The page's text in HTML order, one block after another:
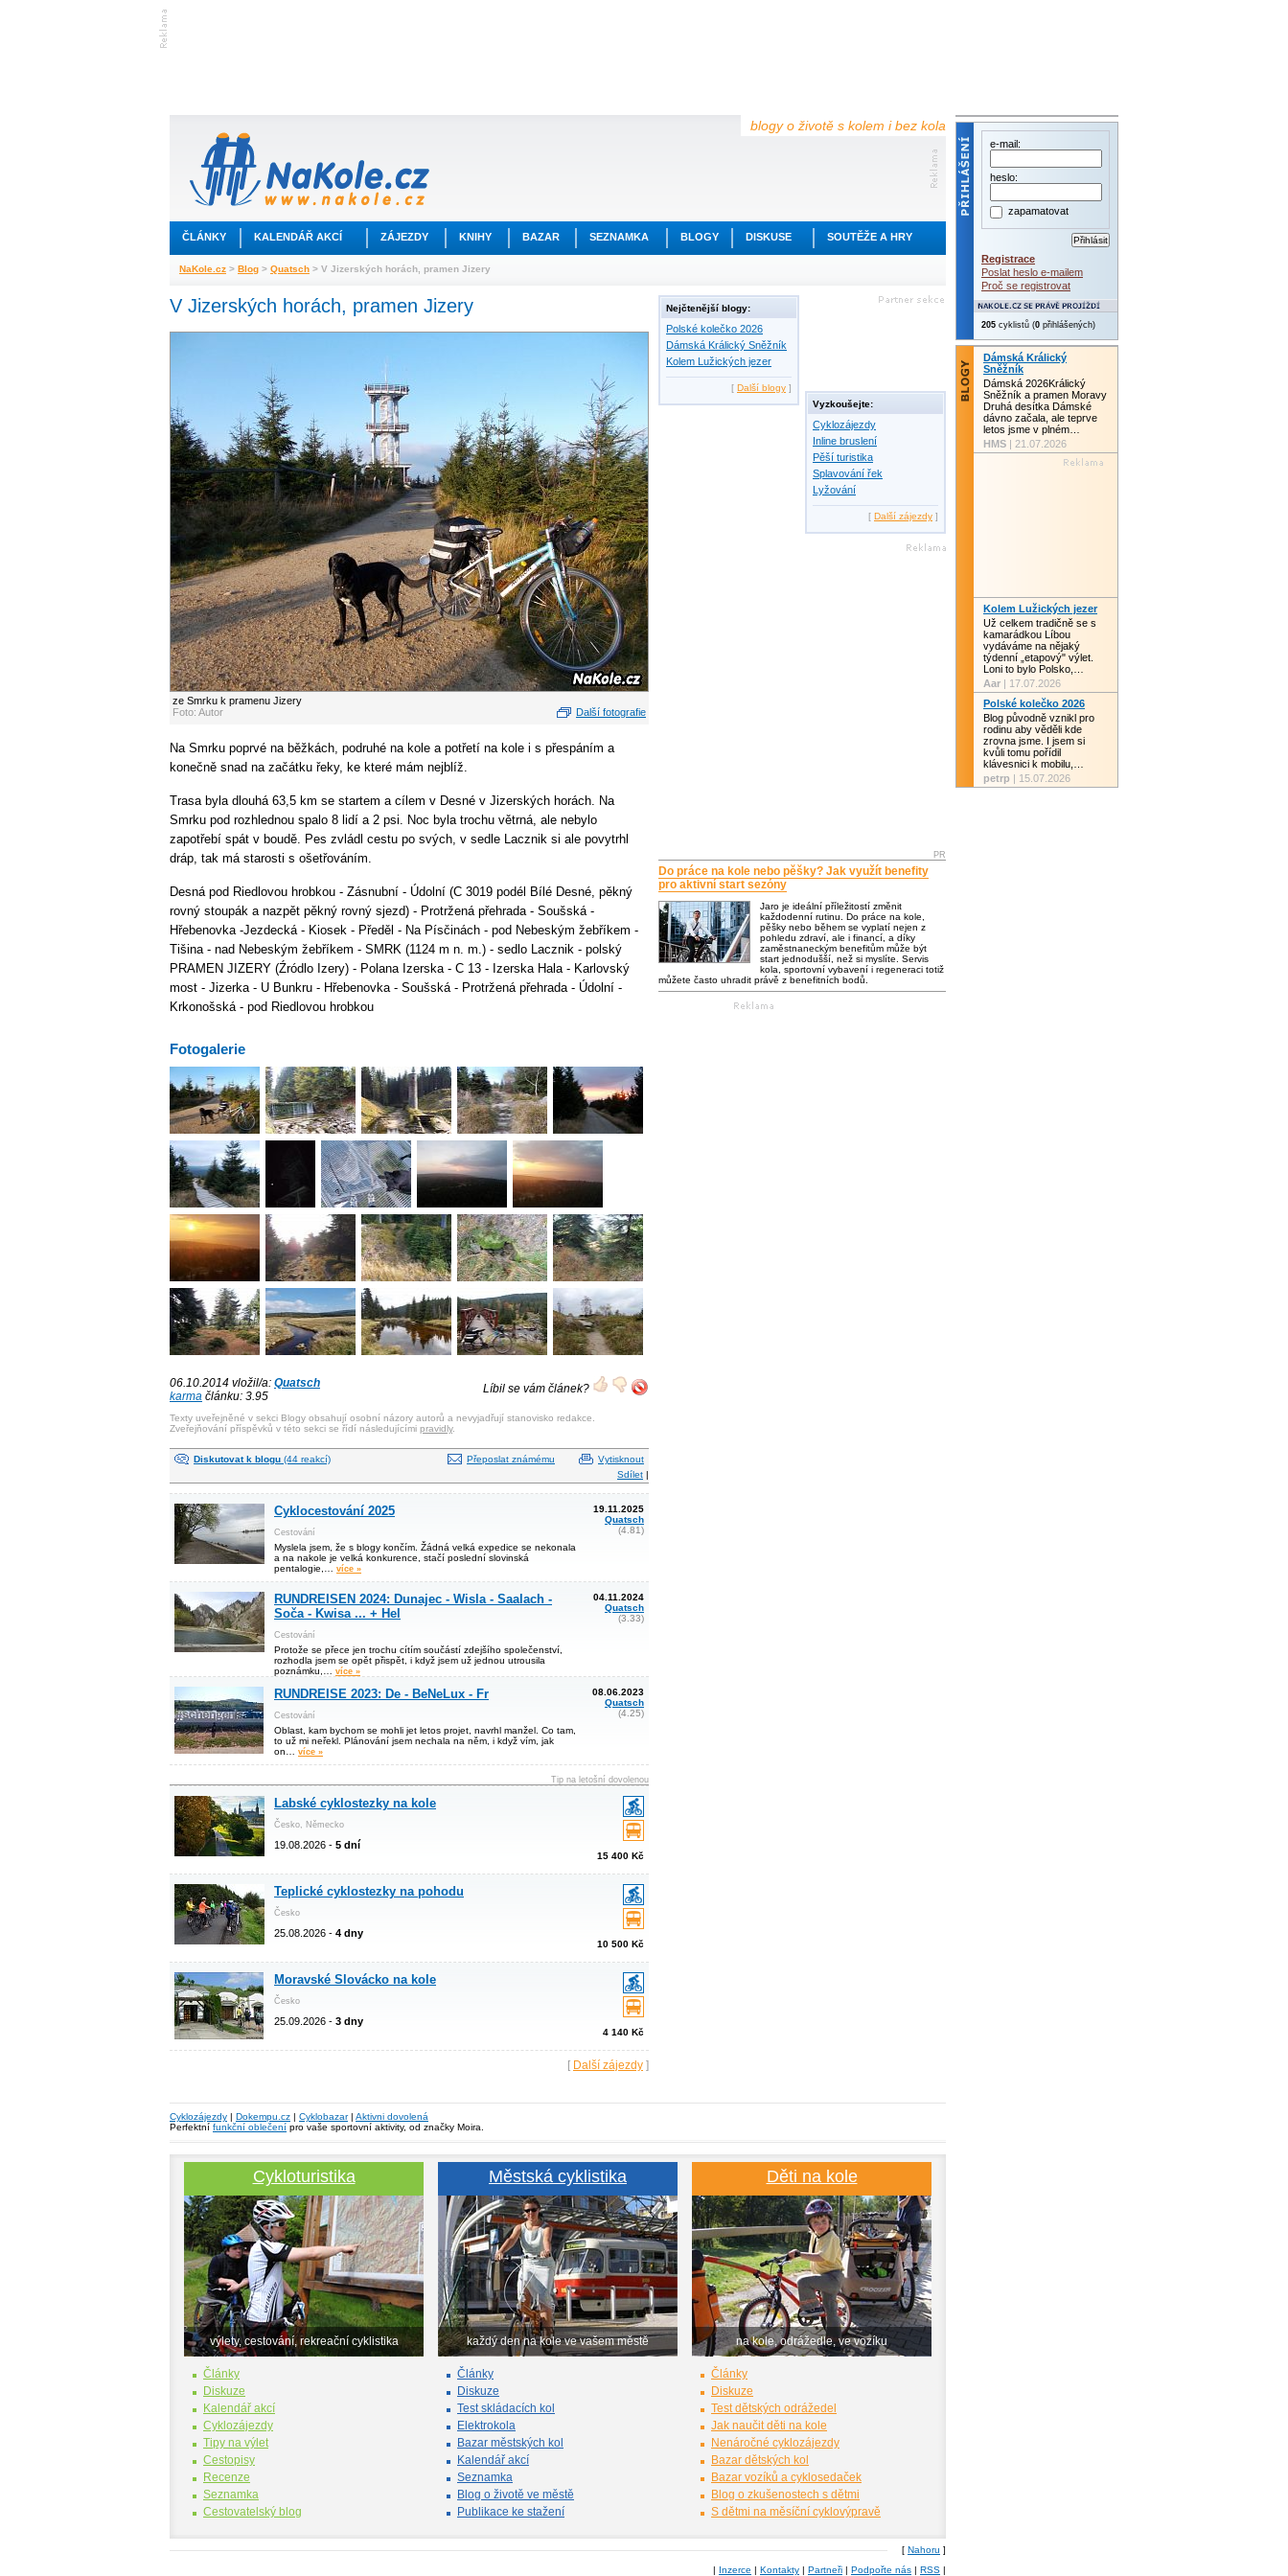
blogy o životě s kolem i bez kola
ČLÁNKY KALENDÁŘ AKCÍ ZÁJEZDY KNIHY BAZAR SEZNAMKA BLOGY DISKUSE SOUTĚŽE A HRY
NaKole.cz > Blog > Quatsch > V Jizerských horách, pramen Jizery
V Jizerských horách, pramen Jizery
ze Smrku k pramenu Jizery
Foto: Autor
Další fotografie
Na Smrku poprvé na běžkách, podruhé na kole a potřetí na kole i s přespáním a
konečně snad na začátku řeky, ke které mám nejblíž.
Trasa byla dlouhá 63,5 km se startem a cílem v Desné v Jizerských horách. Na
Smrku pod rozhlednou spalo 8 lidí a 2 psi. Noc byla trochu větrná, ale nebylo
zapotřebí spát v boudě. Pes zvládl cestu po svých, v sedle Lacznik si ale povytrhl
dráp, tak má starosti s ošetřováním.
Desná pod Riedlovou hrobkou - Zásnubní - Údolní (C 3019 podél Bílé Desné, pěkný
rovný stoupák a nazpět pěkný rovný sjezd) - Protržená přehrada - Soušská -
Hřebenovka -Jezdecká - Kiosek - Předěl - Na Písčinách - pod Nebeským žebříkem -
Tišina - nad Nebeským žebříkem - SMRK (1124 m n. m.) - sedlo Lacznik - polský
PRAMEN JIZERY (Źródlo Izery) - Polana Izerska - C 13 - Izerska Hala - Karlovský
most - Jizerka - U Bunkru - Hřebenovka - Soušská - Protržená přehrada - Údolní -
Krkonošská - pod Riedlovou hrobkou
Fotogalerie
06.10.2014 vložil/a: Quatsch
karma článku: 3.95
Líbil se vám článek?
Texty uveřejněné v sekci Blogy obsahují osobní názory autorů a nevyjadřují stanovisko redakce.
Zveřejňování příspěvků v této sekci se řídí následujícími pravidly.
Diskutovat k blogu (44 reakcí) Vytisknout
Přeposlat známému
Sdílet |
Cyklocestování 2025
Cestování
Myslela jsem, že s blogy končím. Žádná velká expedice se nekonala
a na nakole je velká konkurence, stačí poslední slovinská
pentalogie,… více »
19.11.2025
Quatsch
(4.81)
RUNDREISEN 2024: Dunajec - Wisla - Saalach -
Soča - Kwisa ... + Hel
Cestování
Protože se přece jen trochu cítím součástí zdejšího společenství,
rozhodla jsem se opět přispět, i když jsem už jednou utrousila
poznámku,… více »
04.11.2024
Quatsch
(3.33)
RUNDREISE 2023: De - BeNeLux - Fr
Cestování
Oblast, kam bychom se mohli jet letos projet, navrhl manžel. Co tam,
to už mi neřekl. Plánování jsem nechala na něm, i když vím, jak
on… více »
08.06.2023
Quatsch
(4.25)
Tip na letošní dovolenou
Labské cyklostezky na kole
Česko, Německo
19.08.2026 - 5 dní
15 400 Kč
Teplické cyklostezky na pohodu
Česko
25.08.2026 - 4 dny
10 500 Kč
Moravské Slovácko na kole
Česko
25.09.2026 - 3 dny
4 140 Kč
[ Další zájezdy ]
Nejčtenější blogy:
Polské kolečko 2026
Dámská Králický Sněžník
Kolem Lužických jezer
[ Další blogy ]
Vyzkoušejte:
Cyklozájezdy
Inline bruslení
Pěší turistika
Splavování řek
Lyžování
[ Další zájezdy ]
PR
Do práce na kole nebo pěšky? Jak využít benefity
pro aktivní start sezóny
Jaro je ideální příležitostí změnit
každodenní rutinu. Do práce na kole,
pěšky nebo během se vyplatí nejen z
pohledu zdraví, ale i financí, a díky
zaměstnaneckým benefitům může být
start jednodušší, než si myslíte. Servis
kola, sportovní vybavení i regeneraci totiž
můžete často uhradit právě z benefitních bodů.
Cyklozájezdy | Dokempu.cz | Cyklobazar| Aktivni dovolená
Perfektní funkční oblečení pro vaše sportovní aktivity, od značky Moira.
Cykloturistika
výlety, cestování, rekreační cyklistika
Články
Diskuze
Kalendář akcí
Cyklozájezdy
Tipy na výlet
Cestopisy
Recenze
Seznamka
Cestovatelský blog
Městská cyklistika
každý den na kole ve vašem městě
Články
Diskuze
Test skládacích kol
Elektrokola
Bazar městských kol
Kalendář akcí
Seznamka
Blog o životě ve městě
Publikace ke stažení
Děti na kole
na kole, odrážedle, ve vozíku
Články
Diskuze
Test dětských odrážedel
Jak naučit děti na kole
Nenáročné cyklozájezdy
Bazar dětských kol
Bazar vozíků a cyklosedaček
Blog o zkušenostech s dětmi
S dětmi na měsíční cyklovýpravě
[ Nahoru ]
| Inzerce | Kontakty | Partneři | Podpořte nás | RSS |
e-mail:
heslo:
zapamatovat
Registrace
Poslat heslo e-mailem
Proč se registrovat
205 cyklistů (0 přihlášených)
Dámská Králický
Sněžník
Dámská 2026Králický
Sněžník a pramen Moravy
Druhá desítka Dámské
dávno začala, ale teprve
letos jsme v plném…
HMS | 21.07.2026
Kolem Lužických jezer
Už celkem tradičně se s
kamarádkou Líbou
vydáváme na nějaký
týdenní „etapový" výlet.
Loni to bylo Polsko,…
Aar | 17.07.2026
Polské kolečko 2026
Blog původně vznikl pro
rodinu aby věděli kde
zrovna jsme. I jsem si
kvůli tomu pořídil
klávesnici k mobilu,…
petrp | 15.07.2026